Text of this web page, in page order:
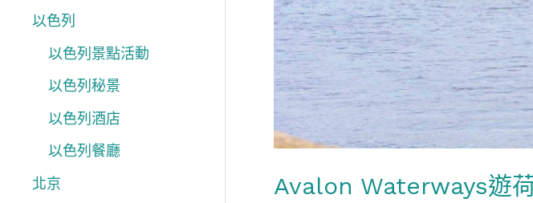
以色列
以色列景點活動
以色列秘景
以色列酒店
以色列餐廳
北京
Avalon Waterways遊
輪
賞
鬱
金
香